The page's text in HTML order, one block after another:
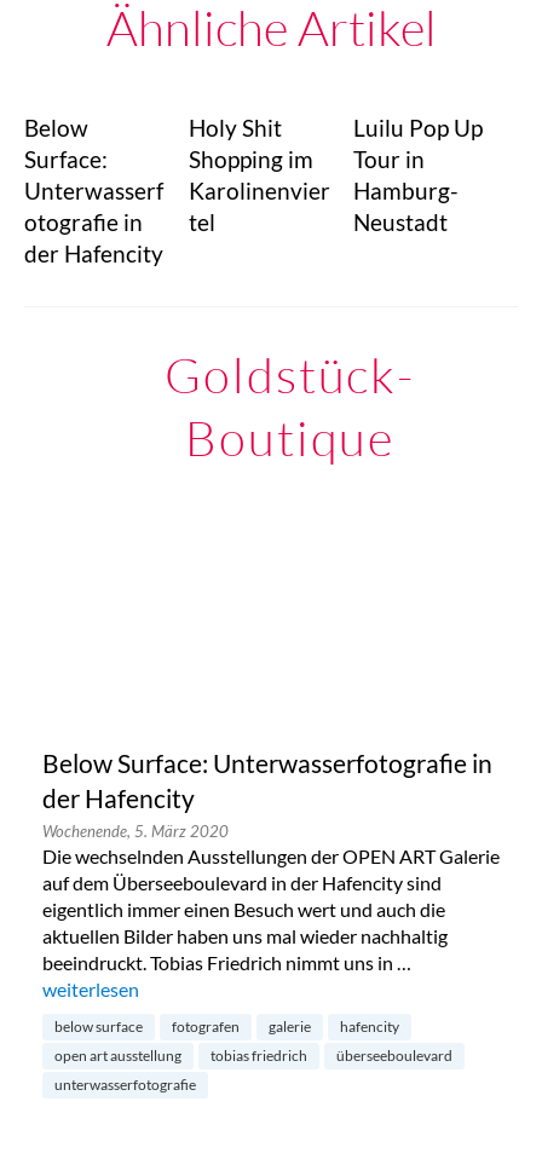
Ähnliche Artikel
Below
Surface:
Unterwasserf
otografie in
der Hafencity
Holy Shit
Shopping im
Karolinenvier
tel
Luilu Pop Up
Tour in
Hamburg-
Neustadt
Goldstück-
Boutique
Below Surface: Unterwasserfotografie in
der Hafencity
Wochenende, 5. März 2020
Die wechselnden Ausstellungen der OPEN ART Galerie
auf dem Überseeboulevard in der Hafencity sind
eigentlich immer einen Besuch wert und auch die
aktuellen Bilder haben uns mal wieder nachhaltig
beeindruckt. Tobias Friedrich nimmt uns in …
„Below Surface: Unterwasserfotografie in der Hafencity“
weiterlesen
below surface fotografen galerie
hafencity
open art ausstellung
tobias friedrich
überseeboulevard
unterwasserfotografie